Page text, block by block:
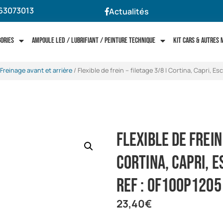
Actualités
Ampoule LED / Lubrifiant / Peinture technique Kit cars & autres
Freinage avant et arrière / Flexible de frein – filetage 3/8 | Cortina, Capri,
Flexible de
Cortina, Capri,
Ref : OF100P1205
23,40€